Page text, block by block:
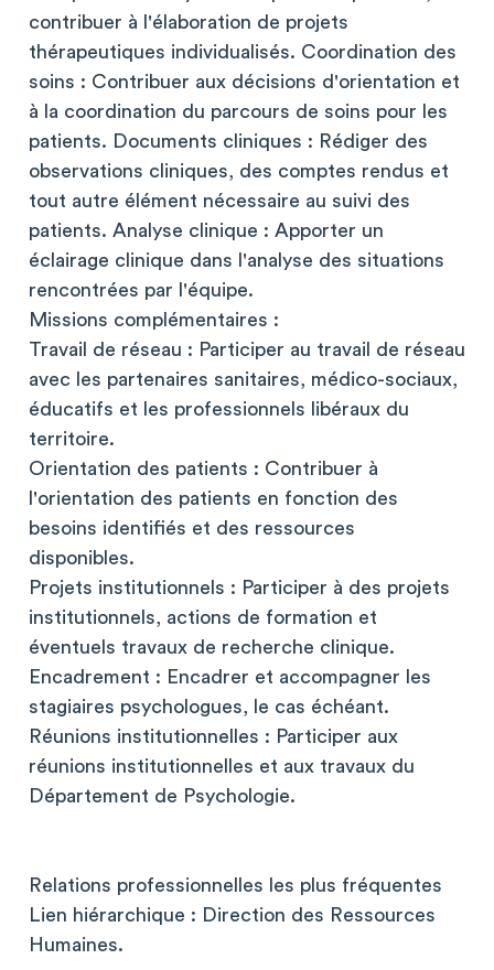
contribuer à l'élaboration de projets
thérapeutiques individualisés. Coordination des
soins : Contribuer aux décisions d'orientation et
à la coordination du parcours de soins pour les
patients. Documents cliniques : Rédiger des
observations cliniques, des comptes rendus et
tout autre élément nécessaire au suivi des
patients. Analyse clinique : Apporter un
éclairage clinique dans l'analyse des situations
rencontrées par l'équipe.
Missions complémentaires :
Travail de réseau : Participer au travail de réseau
avec les partenaires sanitaires, médico-sociaux,
éducatifs et les professionnels libéraux du
territoire.
Orientation des patients : Contribuer à
l'orientation des patients en fonction des
besoins identifiés et des ressources
disponibles.
Projets institutionnels : Participer à des projets
institutionnels, actions de formation et
éventuels travaux de recherche clinique.
Encadrement : Encadrer et accompagner les
stagiaires psychologues, le cas échéant.
Réunions institutionnelles : Participer aux
réunions institutionnelles et aux travaux du
Département de Psychologie.
Relations professionnelles les plus fréquentes
Lien hiérarchique : Direction des Ressources
Humaines.